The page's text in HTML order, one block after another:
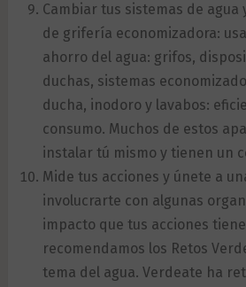
Cambiar tus sistemas de
de grifería economizadora:
ahorro del agua: grifos,
duchas, sistemas
ducha, inodoro y lavabos:
consumo. Muchos de estos
instalar tú mismo y tienen un
Mide tus acciones y únete a
involucrarte con algunas
impacto que tus acciones
recomendamos los Retos
tema del agua. Verdeate ha